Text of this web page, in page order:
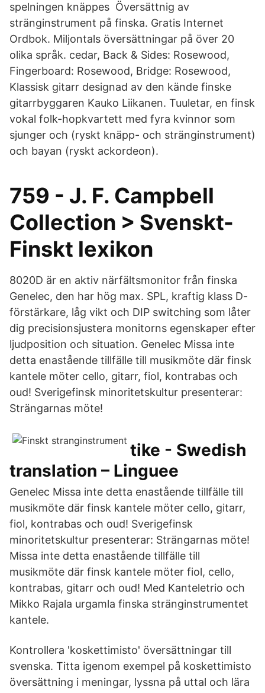
spelningen knäppes Översättnig av
stränginstrument på finska. Gratis Internet
Ordbok. Miljontals översättningar på över 20
olika språk. cedar, Back & Sides: Rosewood,
Fingerboard: Rosewood, Bridge: Rosewood,
Klassisk gitarr designad av den kände finske
gitarrbyggaren Kauko Liikanen. Tuuletar, en finsk
vokal folk-hopkvartett med fyra kvinnor som
sjunger och (ryskt knäpp- och stränginstrument)
och bayan (ryskt ackordeon).
759 - J. F. Campbell
Collection > Svenskt-
Finskt lexikon
8020D är en aktiv närfältsmonitor från finska
Genelec, den har hög max. SPL, kraftig klass D-
förstärkare, låg vikt och DIP switching som låter
dig precisionsjustera monitorns egenskaper efter
ljudposition och situation. Genelec Missa inte
detta enastående tillfälle till musikmöte där finsk
kantele möter cello, gitarr, fiol, kontrabas och
oud! Sverigefinsk minoritetskultur presenterar:
Strängarnas möte!
tike - Swedish
translation – Linguee
Genelec Missa inte detta enastående tillfälle till
musikmöte där finsk kantele möter cello, gitarr,
fiol, kontrabas och oud! Sverigefinsk
minoritetskultur presenterar: Strängarnas möte!
Missa inte detta enastående tillfälle till
musikmöte där finsk kantele möter fiol, cello,
kontrabas, gitarr och oud! Med Kanteletrio och
Mikko Rajala urgamla finska stränginstrumentet
kantele.
Kontrollera 'koskettimisto' översättningar till
svenska. Titta igenom exempel på koskettimisto
översättning i meningar, lyssna på uttal och lära